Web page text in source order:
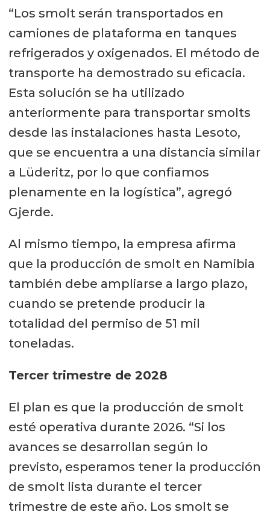
“Los smolt serán transportados en
camiones de plataforma en tanques
refrigerados y oxigenados. El método de
transporte ha demostrado su eficacia.
Esta solución se ha utilizado
anteriormente para transportar smolts
desde las instalaciones hasta Lesoto,
que se encuentra a una distancia similar
a Lüderitz, por lo que confiamos
plenamente en la logística”, agregó
Gjerde.
Al mismo tiempo, la empresa afirma
que la producción de smolt en Namibia
también debe ampliarse a largo plazo,
cuando se pretende producir la
totalidad del permiso de 51 mil
toneladas.
Tercer trimestre de 2028
El plan es que la producción de smolt
esté operativa durante 2026. “Si los
avances se desarrollan según lo
previsto, esperamos tener la producción
de smolt lista durante el tercer
trimestre de este año. Los smolt se